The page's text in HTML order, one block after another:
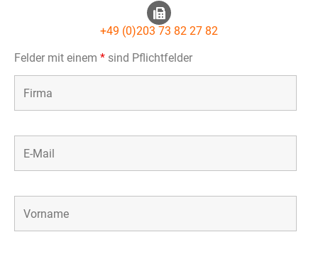
+49 (0)203 73 82 27 82
Felder mit einem * sind Pflichtfelder